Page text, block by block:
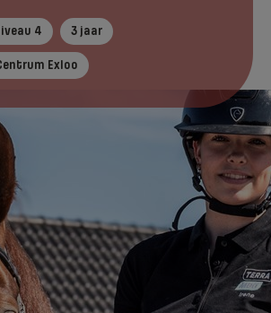
4 3 jaar
Exloo
Tijdens je opleiding Na je
Direct aanmelden
dat zie jij wel
hoe het eraan toegaat